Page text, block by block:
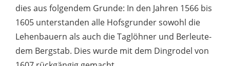
dies aus folgendem Grunde: In den Jahren 1566 bis
1605 unterstanden alle Hofsgrunder sowohl die
Lehenbauern als auch die Taglöhner und Berleute-
dem Bergstab. Dies wurde mit dem Dingrodel von